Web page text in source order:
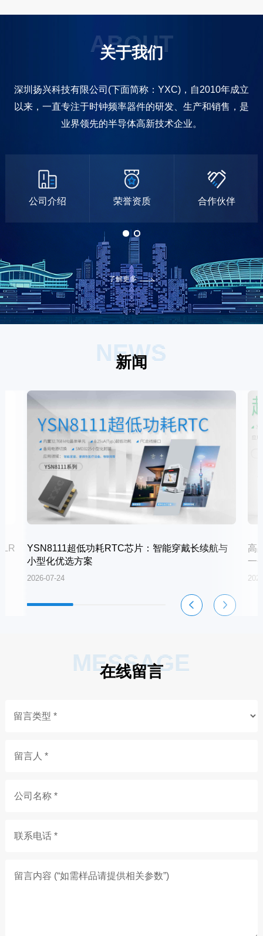
ABOUT
关于我们
深圳扬兴科技有限公司(下面简称：YXC)，自2010年成立
以来，一直专注于时钟频率器件的研发、生产和销售，是
业界领先的半导体高新技术企业。
公司介绍 荣誉资质 合作伙伴
了解更多
NEWS
新闻
YSN8111超低功耗RTC芯片：智能穿戴长续航与
小型化优选方案
2026-07-24
高
一
MESSAGE
在线留言
留言人 *
公司名称 *
联系电话 *
留言内容 (“如需样品请提供相关参数”)